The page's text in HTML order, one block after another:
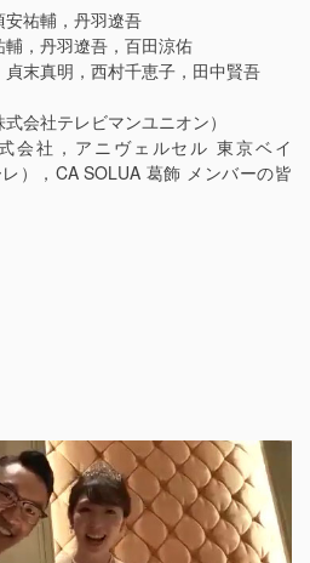
安祐輔，丹羽遼吾
，丹羽遼吾，百田涼佑
末真明，西村千恵子，田中賢吾
会社テレビマンユニオン）
会社，アニヴェルセル 東京ベイ
），CA SOLUA 葛飾 メンバーの皆